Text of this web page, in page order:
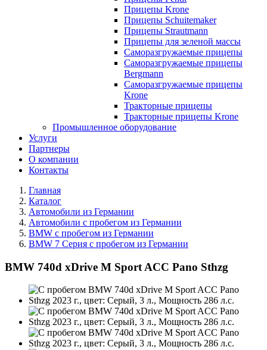
Прицепы Krone
Прицепы Schuitemaker
Прицепы Strautmann
Прицепы для зеленой массы
Саморазгружаемые прицепы
Саморазгружаемые прицепы
Bergmann
Саморазгружаемые прицепы
Krone
Тракторные прицепы
Тракторные прицепы Krone
Промышленное оборудование
Услуги
Партнеры
О компании
Контакты
Главная
Каталог
Автомобили из Германии
Автомобили с пробегом из Германии
BMW с пробегом из Германии
BMW 7 Серия с пробегом из Германии
BMW 740d xDrive M Sport ACC Pano Sthzg